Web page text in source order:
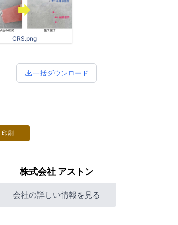
CRS.png
一括ダウンロード
印刷
株式会社 アストン
会社の詳しい情報を見る